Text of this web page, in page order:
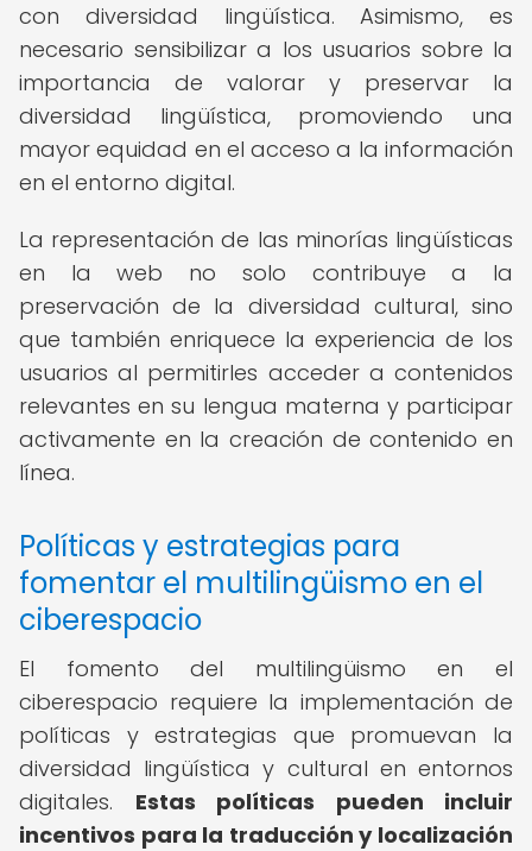
con diversidad lingüística. Asimismo, es
necesario sensibilizar a los usuarios sobre la
importancia de valorar y preservar la
diversidad lingüística, promoviendo una
mayor equidad en el acceso a la información
en el entorno digital.
La representación de las minorías lingüísticas
en la web no solo contribuye a la
preservación de la diversidad cultural, sino
que también enriquece la experiencia de los
usuarios al permitirles acceder a contenidos
relevantes en su lengua materna y participar
activamente en la creación de contenido en
línea.
Políticas y estrategias para
fomentar el multilingüismo en el
ciberespacio
El fomento del multilingüismo en el
ciberespacio requiere la implementación de
políticas y estrategias que promuevan la
diversidad lingüística y cultural en entornos
digitales. Estas políticas pueden incluir
incentivos para la traducción y localización